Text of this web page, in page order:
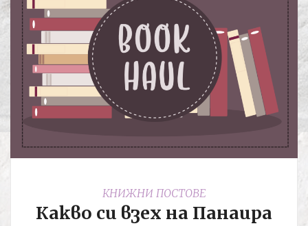
КНИЖНИ ПОСТОВЕ
Какво си взех на Панаира